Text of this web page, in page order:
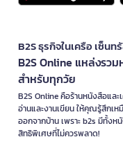
B2S ธุรกิจในเครือ เซ็น
B2S Online แหล่งรว
สำหรับทุกวัย
B2S Online คือร้านหนังสือแล
อ่านและงานเขียน ให้คุณรู้สึกเ
ออกจากบ้าน เพราะ b2s มีทั้ง
สิทธิพิเศษที่ไม่ควรพลาด!